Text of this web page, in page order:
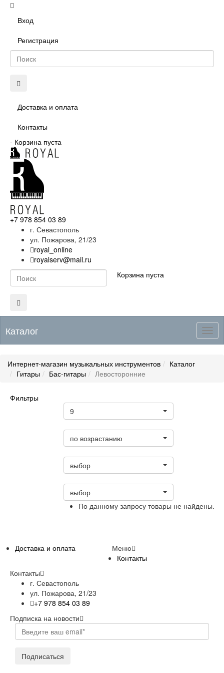
Вход
Регистрация
Доставка и оплата
Контакты
- Корзина пуста
+7 978 854 03 89
г. Севастополь
ул. Пожарова, 21/23
royal_online
royalserv@mail.ru
Корзина пуста
Каталог
Интернет-магазин музыкальных инструментов
Каталог
Гитары
Бас-гитары Левосторонние
Фильтры
9
по возрастанию
выбор
выбор
По данному запросу товары не найдены.
Меню
Доставка и оплата
Контакты
Контакты
г. Севастополь
ул. Пожарова, 21/23
+7 978 854 03 89
Подписка на новости
Подписаться